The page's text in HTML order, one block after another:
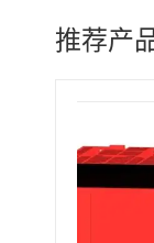
推荐产